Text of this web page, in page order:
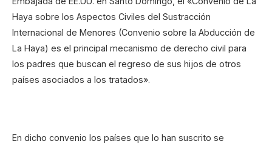
Haya sobre los Aspectos Civiles del Sustracción
Internacional de Menores (Convenio sobre la Abducción de
La Haya) es el principal mecanismo de derecho civil para
los padres que buscan el regreso de sus hijos de otros
países asociados a los tratados».
En dicho convenio los países que lo han suscrito se